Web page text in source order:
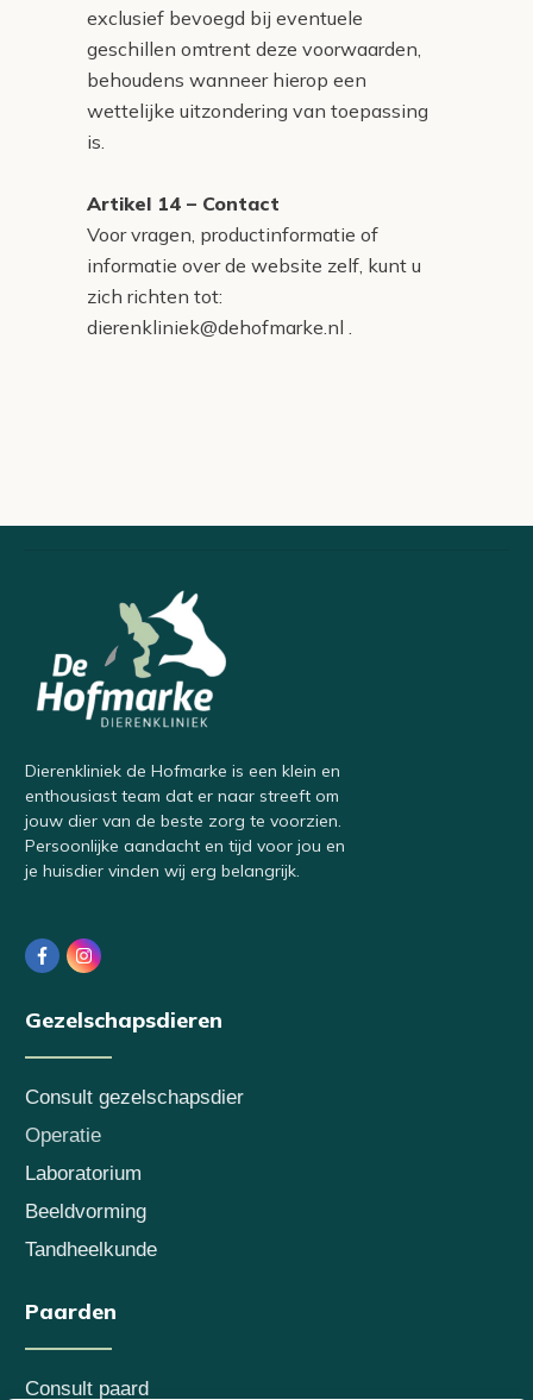
exclusief bevoegd bij eventuele
geschillen omtrent deze voorwaarden,
behoudens wanneer hierop een
wettelijke uitzondering van toepassing
is.
Artikel 14 – Contact
Voor vragen, productinformatie of
informatie over de website zelf, kunt u
zich richten tot:
dierenkliniek@dehofmarke.nl .
Dierenkliniek de Hofmarke is een klein en
enthousiast team dat er naar streeft om
jouw dier van de beste zorg te voorzien.
Persoonlijke aandacht en tijd voor jou en
je huisdier vinden wij erg belangrijk.
Gezelschapsdieren
Consult gezelschapsdier
Operatie
Laboratorium
Beeldvorming
Tandheelkunde
Paarden
Consult paard